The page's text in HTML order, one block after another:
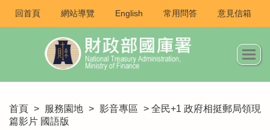
回首頁 網站導覽 English 常用問答 意見信箱
首頁 > 服務園地 > 影音專區 > 全民+1 政府相挺郵局領現
篇影片 國語版